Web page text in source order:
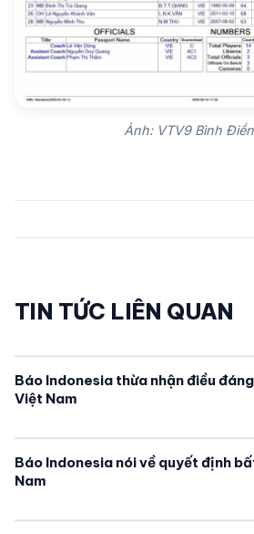
Ảnh: VTV9 Bình
TIN TỨC LIÊN QUAN
Báo Indonesia thừa nhận điều
Việt Nam
Báo Indonesia nói về quyết định
Nam